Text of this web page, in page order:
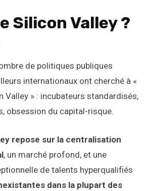
Silicon Valley ?
de politiques publiques
internationaux ont cherché à «
Valley » :​ ​incubateurs standardisés,
obsession du capital-risque.
repose sur la centralisation
, un marché profond, et une
de talents hyperqualifiés
dans la plupart des